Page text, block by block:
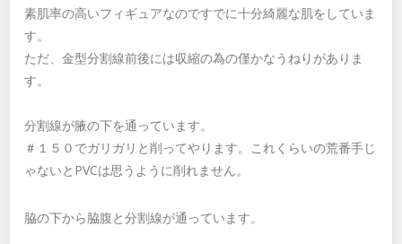
素肌率の高いフィギュアなのですでに十分綺麗な肌をしていま
す。
ただ、金型分割線前後には収縮の為の僅かなうねりがありま
す。
分割線が腋の下を通っています。
＃１５０でガリガリと削ってやります。これくらいの荒番手じ
ゃないとPVCは思うように削れません。
脇の下から脇腹と分割線が通っています。